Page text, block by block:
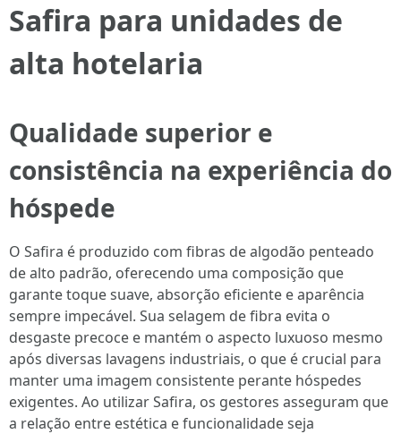
Safira para unidades de
alta hotelaria
Qualidade superior e
consistência na experiência do
hóspede
O Safira é produzido com fibras de algodão penteado
de alto padrão, oferecendo uma composição que
garante toque suave, absorção eficiente e aparência
sempre impecável. Sua selagem de fibra evita o
desgaste precoce e mantém o aspecto luxuoso mesmo
após diversas lavagens industriais, o que é crucial para
manter uma imagem consistente perante hóspedes
exigentes. Ao utilizar Safira, os gestores asseguram que
a relação entre estética e funcionalidade seja